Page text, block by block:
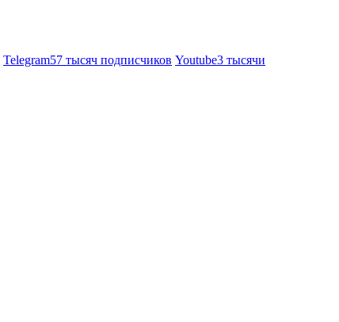
Telegram57 тысяч подписчиков Youtube3 тысячи